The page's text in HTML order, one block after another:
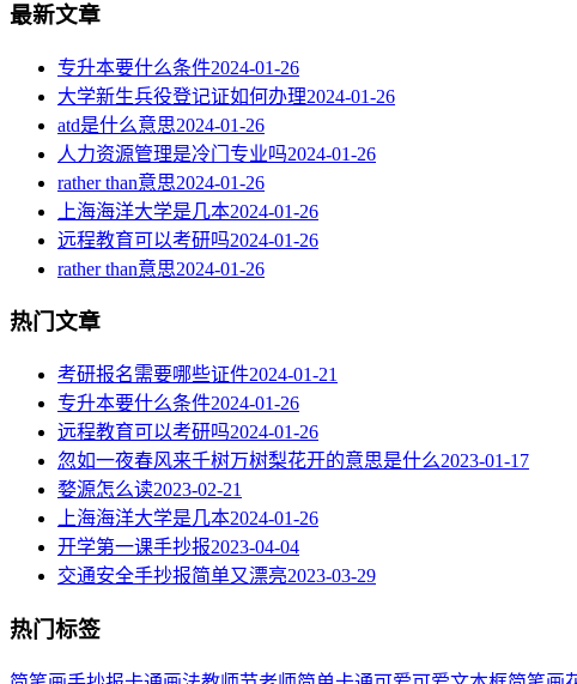
最新文章
专升本要什么条件2024-01-26
大学新生兵役登记证如何办理2024-01-26
atd是什么意思2024-01-26
人力资源管理是冷门专业吗2024-01-26
rather than意思2024-01-26
上海海洋大学是几本2024-01-26
远程教育可以考研吗2024-01-26
rather than意思2024-01-26
热门文章
考研报名需要哪些证件2024-01-21
专升本要什么条件2024-01-26
远程教育可以考研吗2024-01-26
忽如一夜春风来千树万树梨花开的意思是什么2023-01-17
婺源怎么读2023-02-21
上海海洋大学是几本2024-01-26
开学第一课手抄报2023-04-04
交通安全手抄报简单又漂亮2023-03-29
热门标签